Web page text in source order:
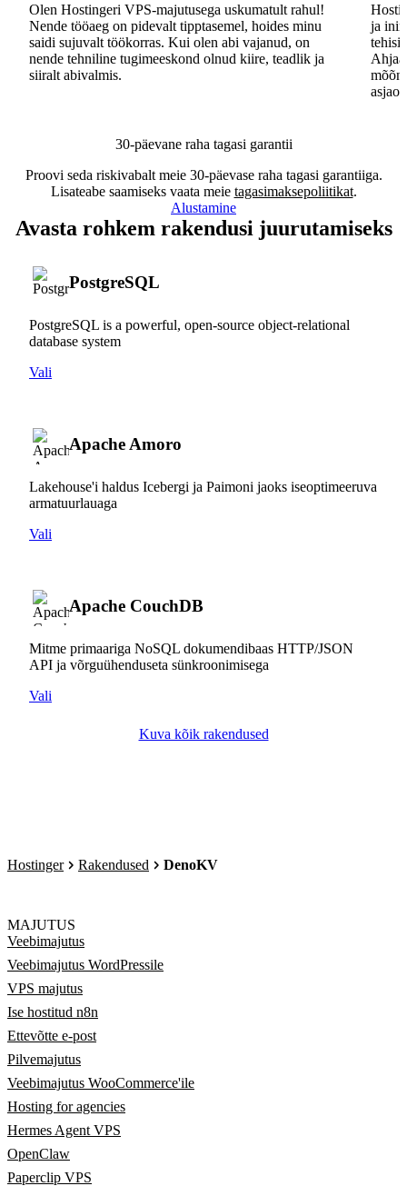
Olen Hostingeri VPS-majutusega uskumatult rahul!
Nende tööaeg on pidevalt tipptasemel, hoides minu
saidi sujuvalt töökorras. Kui olen abi vajanud, on
nende tehniline tugimeeskond olnud kiire, teadlik ja
siiralt abivalmis.
ja
30-päevane raha tagasi garantii
Proovi seda riskivabalt meie 30-päevase raha tagasi garantiiga.
Lisateabe saamiseks vaata meie tagasimaksepoliitikat.
Alustamine
Avasta rohkem rakendusi juurutamiseks
PostgreSQL
PostgreSQL is a powerful, open-source object-relational
database system
Vali
Apache Amoro
Lakehouse'i haldus Icebergi ja Paimoni jaoks iseoptimeeruva
armatuurlauaga
Vali
Apache CouchDB
Mitme primaariga NoSQL dokumendibaas HTTP/JSON
API ja võrguühenduseta sünkroonimisega
Vali
Kuva kõik rakendused
Hostinger Rakendused DenoKV
MAJUTUS
Veebimajutus
Veebimajutus WordPressile
VPS majutus
Ise hostitud n8n
Ettevõtte e-post
Pilvemajutus
Veebimajutus WooCommerce'ile
Hosting for agencies
Hermes Agent VPS
OpenClaw
Paperclip VPS